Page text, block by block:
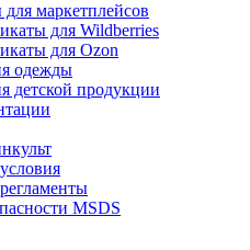
маркетплейсов
для Wildberries
для Ozon
одежды
детской продукции
MSDS